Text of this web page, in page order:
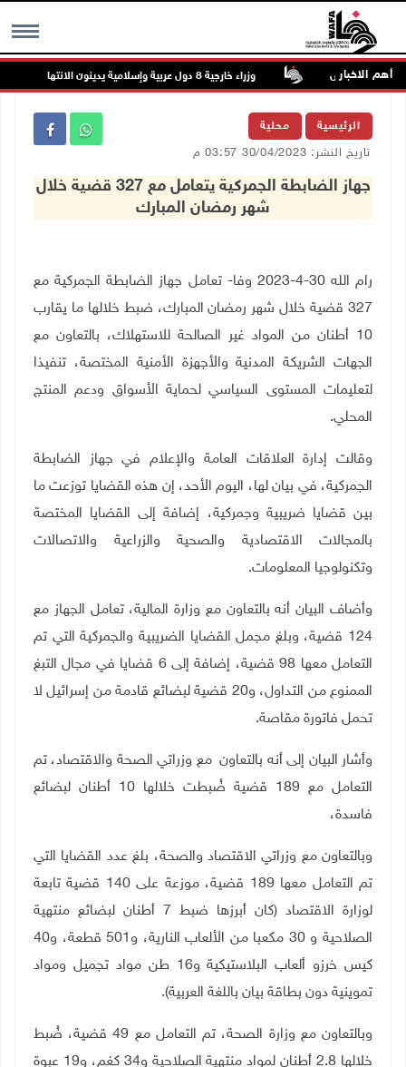
MENU أهم الاخبار
شمال القدس وزراء خارجية 8 دول عربية وإسلامية يدينون الانتهاكات الإسرائيلية المتواصلة في غزة
الرئيسية محلية
تاريخ النشر: 30/04/2023 03:57 م
جهاز الضابطة الجمركية يتعامل مع 327 قضية خلال
شهر رمضان المبارك
رام الله 30-4-2023 وفا- تعامل جهاز الضابطة الجمركية مع
327 قضية خلال شهر رمضان المبارك، ضبط خلالها ما يقارب
10 أطنان من المواد غير الصالحة للاستهلاك، بالتعاون مع
الجهات الشريكة المدنية والأجهزة الأمنية المختصة، تنفيذا
لتعليمات المستوى السياسي لحماية الأسواق ودعم المنتج
المحلي.
وقالت إدارة العلاقات العامة والإعلام في جهاز الضابطة
الجمركية، في بيان لها، اليوم الأحد، إن هذه القضايا توزعت ما
بين قضايا ضريبية وجمركية، إضافة إلى القضايا المختصة
بالمجالات الاقتصادية والصحية والزراعية والاتصالات
وتكنولوجيا المعلومات.
وأضاف البيان أنه بالتعاون مع وزارة المالية، تعامل الجهاز مع
124 قضية، وبلغ مجمل القضايا الضريبية والجمركية التي تم
التعامل معها 98 قضية، إضافة إلى 6 قضايا في مجال التبغ
الممنوع من التداول، و20 قضية لبضائع قادمة من إسرائيل لا
تحمل فاتورة مقاصة.
وأشار البيان إلى أنه بالتعاون مع وزراتي الصحة والاقتصاد، تم
التعامل مع 189 قضية ضُبطت خلالها 10 أطنان لبضائع
فاسدة،
وبالتعاون مع وزراتي الاقتصاد والصحة، بلغ عدد القضايا التي
تم التعامل معها 189 قضية، موزعة على 140 قضية تابعة
لوزارة الاقتصاد (كان أبرزها ضبط 7 أطنان لبضائع منتهية
الصلاحية و 30 مكعبا من الألعاب النارية، و501 قطعة، و40
كيس خرزو ألعاب البلاستيكية و16 طن مواد تجميل ومواد
تموينية دون بطاقة بيان باللغة العربية).
وبالتعاون مع وزارة الصحة، تم التعامل مع 49 قضية، ضُبط
خلالها 2.8 أطنان لمواد منتهية الصلاحية و34 كغم، و19 عبوة